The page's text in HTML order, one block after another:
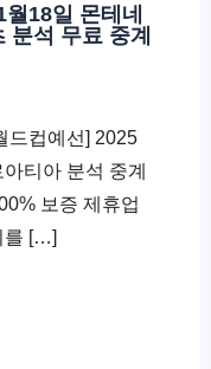
18일 몬테네
분석 무료 중계
드컵예선] 2025
티아 분석 중계
보증 제휴업
를 […]